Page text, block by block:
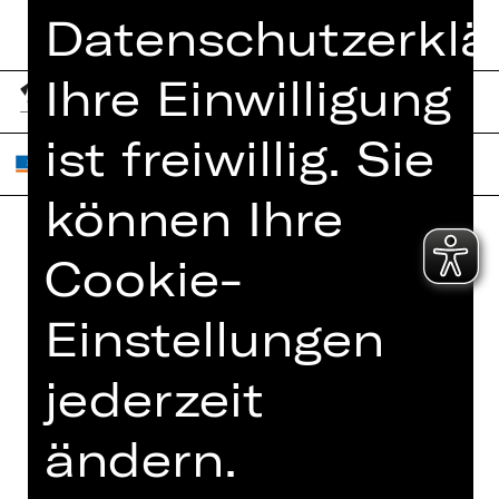
Home
Spielplan
Künstler*innen
Newsletter
Kartenkauf
Abos 26/27
Presse
ZVB/L
Ihre Einwilligung
ist freiwillig. Sie
können Ihre
Cookie-
Einstellungen
jederzeit
ändern.